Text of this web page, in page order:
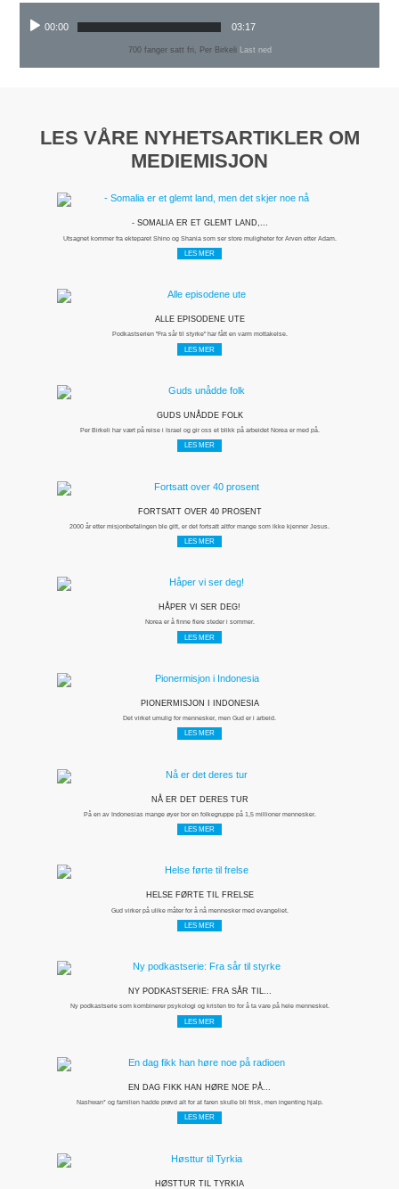
00:00 03:17
700 fanger satt fri, Per Birkeli Last ned
LES VÅRE NYHETSARTIKLER OM
MEDIEMISJON
- SOMALIA ER ET GLEMT LAND,...
Utsagnet kommer fra ekteparet Shino og Shania som ser store muligheter for Arven etter Adam.
LES MER
ALLE EPISODENE UTE
Podkastserien "Fra sår til styrke" har fått en varm mottakelse.
LES MER
GUDS UNÅDDE FOLK
Per Birkeli har vært på reise i Israel og gir oss et blikk på arbeidet Norea er med på.
LES MER
FORTSATT OVER 40 PROSENT
2000 år etter misjonbefalingen ble gitt, er det fortsatt altfor mange som ikke kjenner Jesus.
LES MER
HÅPER VI SER DEG!
Norea er å finne flere steder i sommer.
LES MER
PIONERMISJON I INDONESIA
Det virket umulig for mennesker, men Gud er i arbeid.
LES MER
NÅ ER DET DERES TUR
På en av Indonesias mange øyer bor en folkegruppe på 1,5 millioner mennesker.
LES MER
HELSE FØRTE TIL FRELSE
Gud virker på ulike måter for å nå mennesker med evangeliet.
LES MER
NY PODKASTSERIE: FRA SÅR TIL...
Ny podkastserie som kombinerer psykologi og kristen tro for å ta vare på hele mennesket.
LES MER
EN DAG FIKK HAN HØRE NOE PÅ...
Nashwan* og familien hadde prøvd alt for at faren skulle bli frisk, men ingenting hjalp.
LES MER
HØSTTUR TIL TYRKIA